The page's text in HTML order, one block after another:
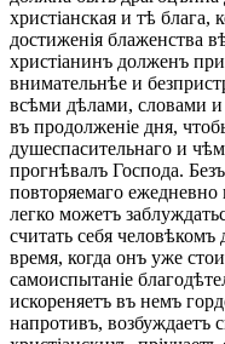
христіанская и тѣ
достиженія блаженства
христіанинъ долженъ
внимательнѣе и
всѣми дѣлами, словами
въ продолженіе дня,
душеспасительнаго и
прогнѣвалъ Господа.
повторяемаго ежедневно
легко можетъ
считать себя
время, когда онъ уже
самоиспытаніе
искореняетъ въ немъ
напротивъ, возбуждаетъ